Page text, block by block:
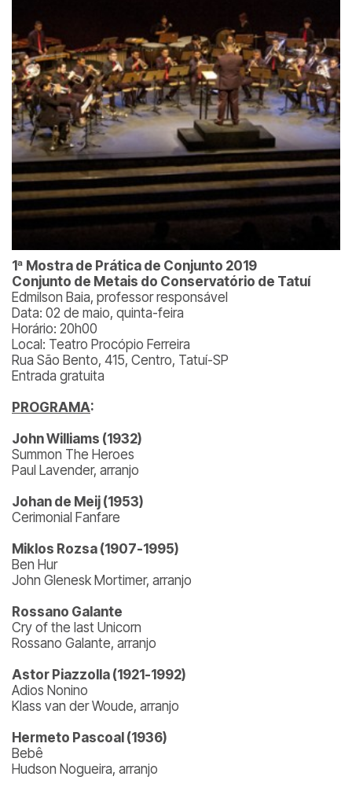
1ª Mostra de Prática de Conjunto 2019
Conjunto de Metais do Conservatório de Tatuí
Edmilson Baia, professor responsável
Data: 02 de maio, quinta-feira
Horário: 20h00
Local: Teatro Procópio Ferreira
Rua São Bento, 415, Centro, Tatuí-SP
Entrada gratuita
PROGRAMA:
John Williams (1932)
Summon The Heroes
Paul Lavender, arranjo
Johan de Meij (1953)
Cerimonial Fanfare
Miklos Rozsa (1907-1995)
Ben Hur
John Glenesk Mortimer, arranjo
Rossano Galante
Cry of the last Unicorn
Rossano Galante, arranjo
Astor Piazzolla (1921-1992)
Adios Nonino
Klass van der Woude, arranjo
Hermeto Pascoal (1936)
Bebê
Hudson Nogueira, arranjo